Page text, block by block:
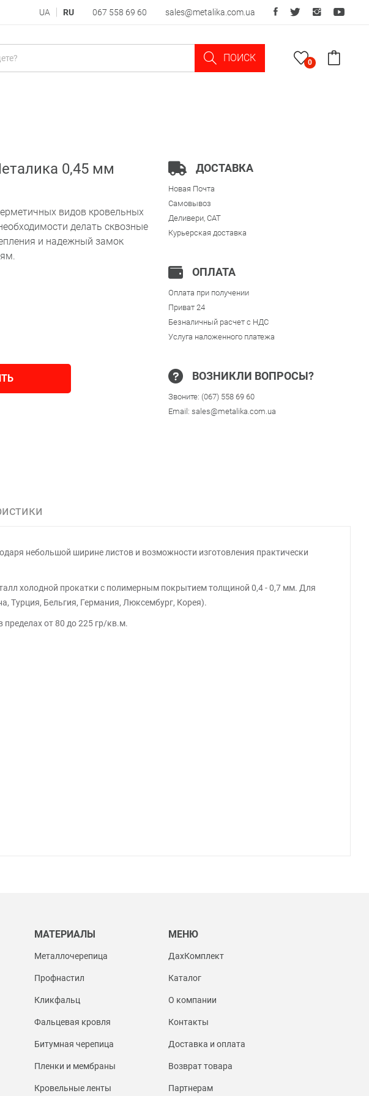
UA RU 067 558 69 60 sales@metalika.com.ua
ПОИСК 0
0,45 мм
видов кровельных
делать сквозные
и надежный замок
ДОСТАВКА
Новая Почта
Самовывоз
Деливери, CAT
Курьерская доставка
ОПЛАТА
Оплата при получении
Приват 24
Безналичный расчет с НДС
Услуга наложенного платежа
ВОЗНИКЛИ ВОПРОСЫ?
Звоните: (067) 558 69 60
Email: sales@metalika.com.ua
небольшой ширине листов и возможности изготовления практически
холодной прокатки с полимерным покрытием толщиной 0,4 - 0,7 мм. Для
Турция, Бельгия, Германия, Люксембург, Корея).
от 80 до 225 гр/кв.м.
МАТЕРИАЛЫ
Металлочерепица
Профнастил
Кликфальц
Фальцевая кровля
Битумная черепица
Пленки и мембраны
Кровельные ленты
МЕНЮ
ДахКомплект
Каталог
О компании
Контакты
Доставка и оплата
Возврат товара
Партнерам